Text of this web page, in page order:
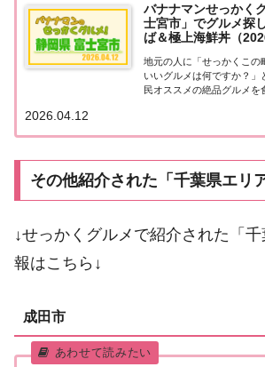
バナナマンせっかく
士宮市」でグルメ探
ば＆極上海鮮丼（
地元の人に「せっかくこの
いいグルメは何ですか？」
民オススメの絶品グルメを
マンのせっかくグルメ』
宮市で絶品グルメを満喫！
2026.04.12
その他紹介された「千葉県エリ
↓せっかくグルメで紹介された「
報はこちら↓
成田市